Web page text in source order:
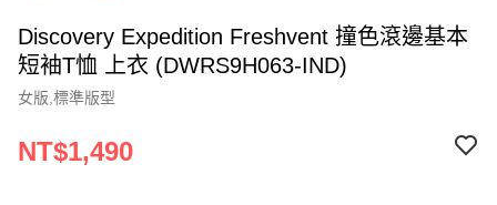
Discovery Expedition Freshvent 撞色滾邊基本
短袖T恤 上衣 (DWRS9H063-IND)
女版,標準版型
NT$1,490